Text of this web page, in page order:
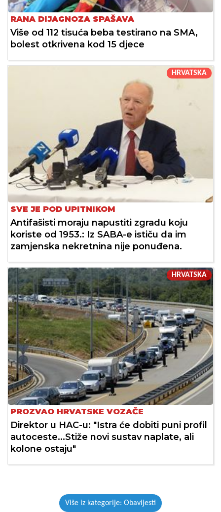
RANA DIJAGNOZA SPAŠAVA
Više od 112 tisuća beba testirano na SMA,
bolest otkrivena kod 15 djece
HRVATSKA
SVE JE POD UPITNIKOM
Antifašisti moraju napustiti zgradu koju
koriste od 1953.: Iz SABA-e ističu da im
zamjenska nekretnina nije ponuđena.
HRVATSKA
PROZVAO HRVATSKE VOZAČE
Direktor u HAC-u: "Istra će dobiti puni profil
autoceste...Stiže novi sustav naplate, ali
kolone ostaju"
Više iz kategorije: Obavijesti